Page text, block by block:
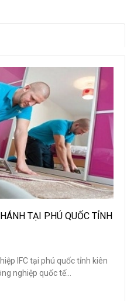
TẠI PHÚ QUỐC TỈNH
IFC tại phú quốc tỉnh kiên
nghiệp quốc tế...